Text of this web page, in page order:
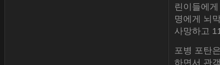
린이들에
명에게 뇌
사망하고
포병 포탄
하면서 관